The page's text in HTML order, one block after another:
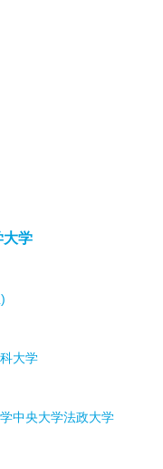
大学
大学
中央大学法政大学